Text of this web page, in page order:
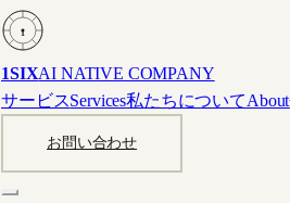
1
1SIXAI NATIVE COMPANY
サービスServices私たちについてAbout
お問い合わせ